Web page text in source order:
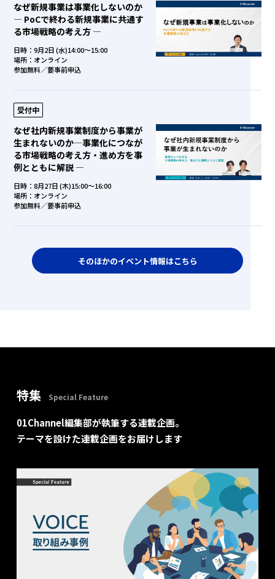
なぜ新規事業は事業化しないのか
― PoCで終わる新規事業に共通す
る市場戦略の考え方 ―
日時：9月2日 (水)14:00～15:00
場所：オンライン
参加無料／要事前申込
受付中
なぜ社内新規事業制度から事業が
生まれないのか―事業化につなが
る市場戦略の考え方・進め方を事
例とともに解説 ―
日時：8月27日 (木)15:00～16:00
場所：オンライン
参加無料／要事前申込
そのほかのイベント情報はこちら
特集 Special Feature
01Channel編集部が執筆する連載企画。
テーマを設けた連載企画をお届けします